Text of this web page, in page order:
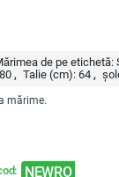
de pe etichetă:
80 Talie (cm): 64
mărime.
NEWRO